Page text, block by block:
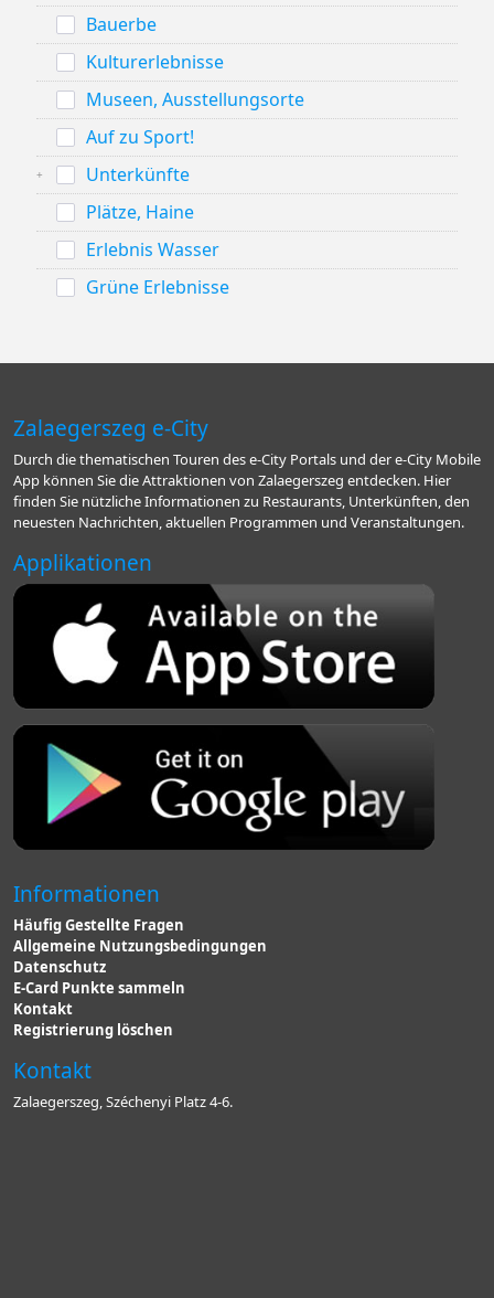
Bauerbe
Kulturerlebnisse
Museen, Ausstellungsorte
Auf zu Sport!
Unterkünfte
Plätze, Haine
Erlebnis Wasser
Grüne Erlebnisse
Zalaegerszeg e-City
Durch die thematischen Touren des e-City Portals und der e-City Mobile
App können Sie die Attraktionen von Zalaegerszeg entdecken. Hier
finden Sie nützliche Informationen zu Restaurants, Unterkünften, den
neuesten Nachrichten, aktuellen Programmen und Veranstaltungen.
Applikationen
Informationen
Häufig Gestellte Fragen
Allgemeine Nutzungsbedingungen
Datenschutz
E-Card Punkte sammeln
Kontakt
Registrierung löschen
Kontakt
Zalaegerszeg, Széchenyi Platz 4-6.